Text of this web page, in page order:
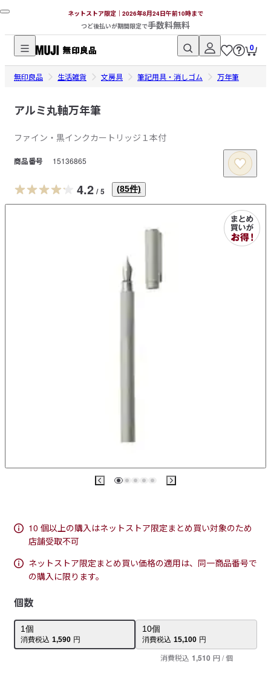
ネットストア限定｜2026年8月24日午前10時まで
つど後払いが期間限定で手数料無料
無
印
品
ッ
ス
ト
0
無印良品 生活雑貨 文房具 筆記用具・消しゴム 万年筆
アルミ丸軸万年筆
ファイン・黒インクカートリッジ１本付
商品番号 15136865
4.2 / 5 (85件)
10 個以上の購入はネットストア限定まとめ買い対象のため
店舗受取不可
ネットストア限定まとめ買い価格の適用は、同一商品番号で
の購入に限ります。
個数
1個
消費税込 1,590 円
10個
消費税込 15,100 円
消費税込 1,510 円/ 個